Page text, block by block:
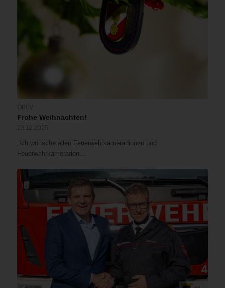
Frohe Weihnachten!
„Ich wünsche allen Feuerwehrkameradinnen und
Feuerwehrkameraden…